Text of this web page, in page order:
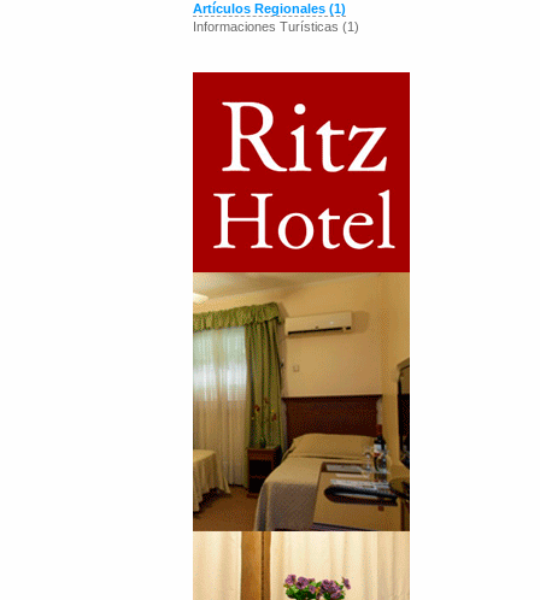
Artículos Regionales (1)
Informaciones Turísticas (1)